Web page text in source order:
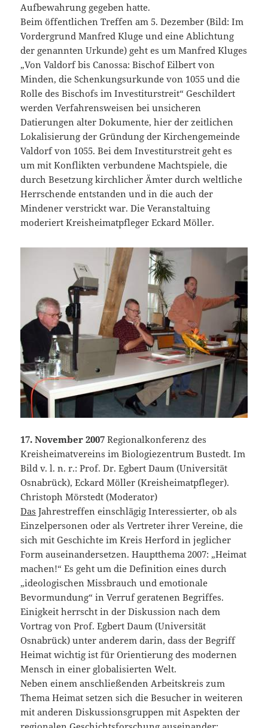
Aufbewahrung gegeben hatte.
Beim öffentlichen Treffen am 5. Dezember (Bild: Im
Vordergrund Manfred Kluge und eine Ablichtung
der genannten Urkunde) geht es um Manfred Kluges
„Von Valdorf bis Canossa: Bischof Eilbert von
Minden, die Schenkungsurkunde von 1055 und die
Rolle des Bischofs im Investiturstreit“ Geschildert
werden Verfahrensweisen bei unsicheren
Datierungen alter Dokumente, hier der zeitlichen
Lokalisierung der Gründung der Kirchengemeinde
Valdorf von 1055. Bei dem Investiturstreit geht es
um mit Konflikten verbundene Machtspiele, die
durch Besetzung kirchlicher Ämter durch weltliche
Herrschende entstanden und in die auch der
Mindener verstrickt war. Die Veranstaltuing
moderiert Kreisheimatpfleger Eckard Möller.
17. November 2007 Regionalkonferenz des
Kreisheimatvereins im Biologiezentrum Bustedt. Im
Bild v. l. n. r.: Prof. Dr. Egbert Daum (Universität
Osnabrück), Eckard Möller (Kreisheimatpfleger).
Christoph Mörstedt (Moderator)
Das Jahrestreffen einschlägig Interessierter, ob als
Einzelpersonen oder als Vertreter ihrer Vereine, die
sich mit Geschichte im Kreis Herford in jeglicher
Form auseinandersetzen. Hauptthema 2007: „Heimat
machen!“ Es geht um die Definition eines durch
„ideologischen Missbrauch und emotionale
Bevormundung“ in Verruf geratenen Begriffes.
Einigkeit herrscht in der Diskussion nach dem
Vortrag von Prof. Egbert Daum (Universität
Osnabrück) unter anderem darin, dass der Begriff
Heimat wichtig ist für Orientierung des modernen
Mensch in einer globalisierten Welt.
Neben einem anschließenden Arbeitskreis zum
Thema Heimat setzen sich die Besucher in weiteren
mit anderen Diskussionsgruppen mit Aspekten der